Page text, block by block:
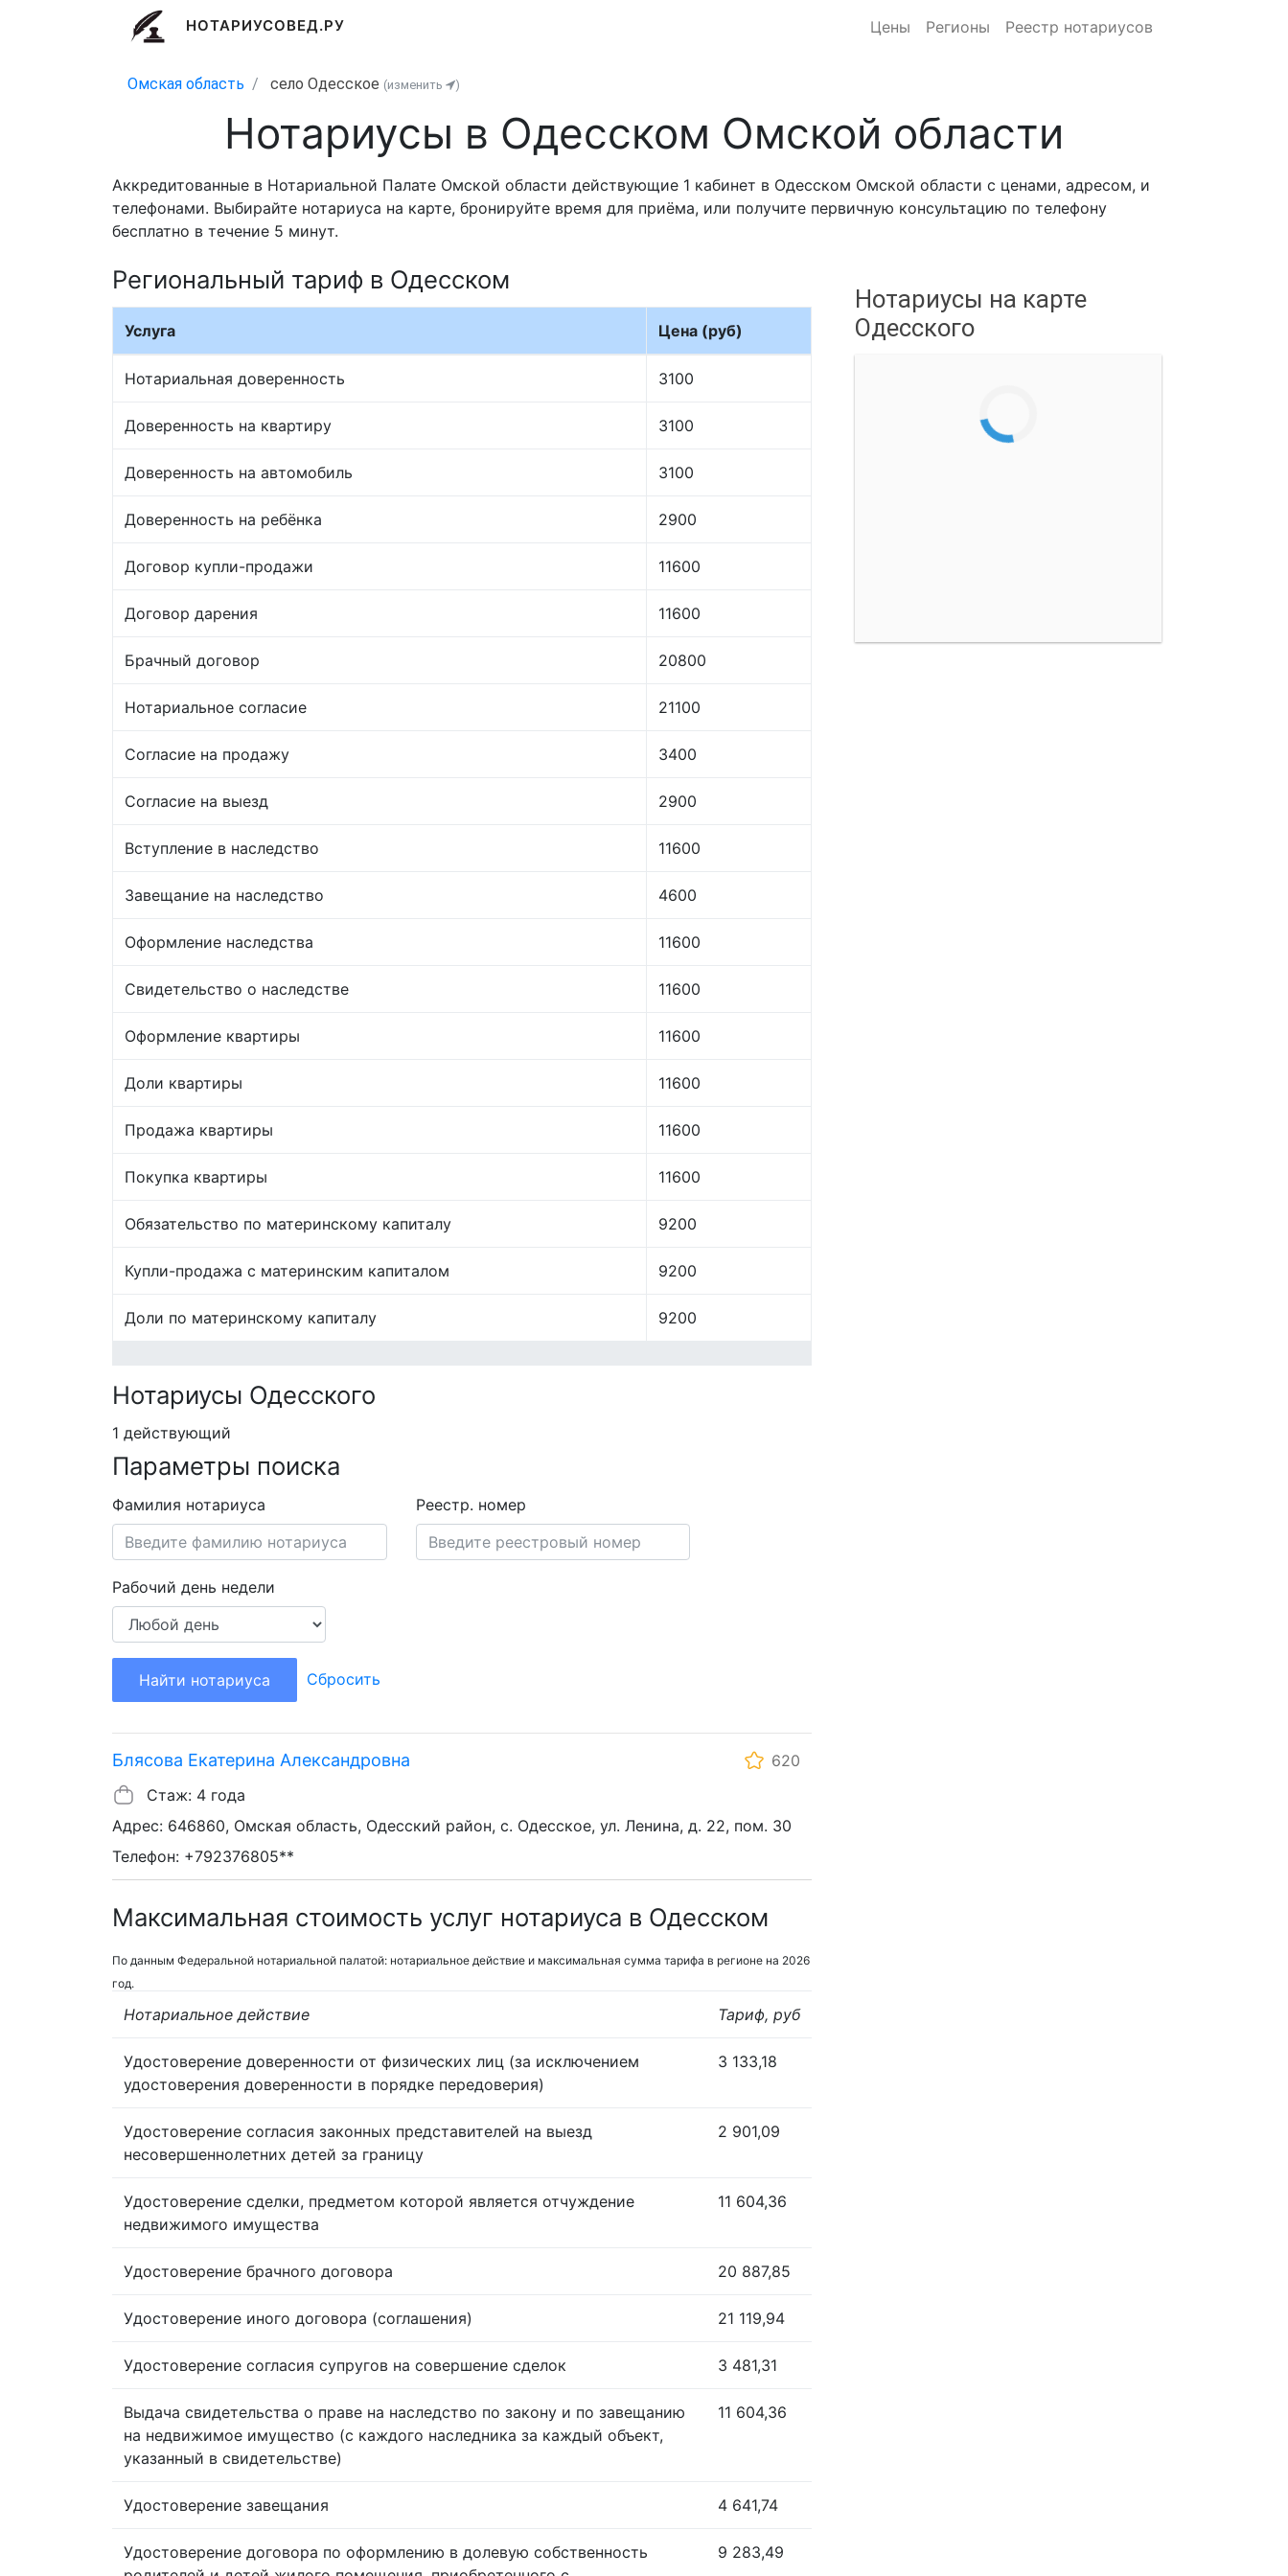
НОТАРИУСОВЕД.РУ Цены Регионы Реестр нотариусов
Омская область село Одесское (изменить )
Нотариусы в Одесском Омской области
Аккредитованные в Нотариальной Палате Омской области действующие 1 кабинет в Одесском Омской области с ценами, адресом, и
телефонами. Выбирайте нотариуса на карте, бронируйте время для приёма, или получите первичную консультацию по телефону
бесплатно в течение 5 минут.
Региональный тариф в Одесском
Услуга Цена (руб)
Нотариальная доверенность 3100
Доверенность на квартиру 3100
Доверенность на автомобиль 3100
Доверенность на ребёнка 2900
Договор купли-продажи 11600
Договор дарения 11600
Брачный договор 20800
Нотариальное согласие 21100
Согласие на продажу 3400
Согласие на выезд 2900
Вступление в наследство 11600
Завещание на наследство 4600
Оформление наследства 11600
Свидетельство о наследстве 11600
Оформление квартиры 11600
Доли квартиры 11600
Продажа квартиры 11600
Покупка квартиры 11600
Обязательство по материнскому капиталу 9200
Купли-продажа с материнским капиталом 9200
Доли по материнскому капиталу 9200
Нотариусы Одесского
1 действующий
Параметры поиска
Фамилия нотариуса Реестр. номер
Рабочий день недели
Найти нотариуса Сбросить
Блясова Екатерина Александровна
620
Стаж: 4 года
Адрес: 646860, Омская область, Одесский район, с. Одесское, ул. Ленина, д. 22, пом. 30
Телефон: +792376805**
Максимальная стоимость услуг нотариуса в Одесском
По данным Федеральной нотариальной палатой: нотариальное действие и максимальная сумма тарифа в регионе на 2026
год.
Нотариальное действие Тариф, руб
Удостоверение доверенности от физических лиц (за исключением
удостоверения доверенности в порядке передоверия)
3 133,18
Удостоверение согласия законных представителей на выезд
несовершеннолетних детей за границу
2 901,09
Удостоверение сделки, предметом которой является отчуждение
недвижимого имущества
11 604,36
Удостоверение брачного договора 20 887,85
Удостоверение иного договора (соглашения) 21 119,94
Удостоверение согласия супругов на совершение сделок 3 481,31
Выдача свидетельства о праве на наследство по закону и по завещанию
на недвижимое имущество (с каждого наследника за каждый объект,
указанный в свидетельстве)
11 604,36
Удостоверение завещания 4 641,74
Удостоверение договора по оформлению в долевую собственность
9 283,49
Нотариусы на карте
Одесского